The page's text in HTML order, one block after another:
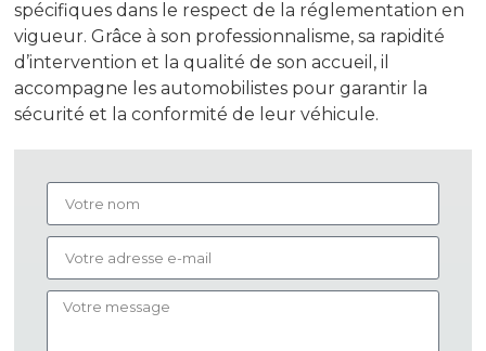
spécifiques dans le respect de la réglementation en
vigueur. Grâce à son professionnalisme, sa rapidité
d’intervention et la qualité de son accueil, il
accompagne les automobilistes pour garantir la
sécurité et la conformité de leur véhicule.